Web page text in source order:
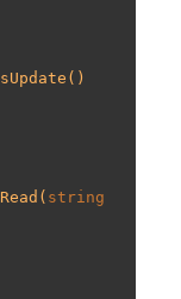
( )
( string